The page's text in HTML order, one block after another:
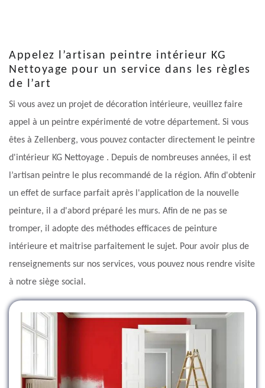
Appelez l’artisan peintre intérieur KG
Nettoyage pour un service dans les règles
de l’art
Si vous avez un projet de décoration intérieure, veuillez faire
appel à un peintre expérimenté de votre département. Si vous
êtes à Zellenberg, vous pouvez contacter directement le peintre
d'intérieur KG Nettoyage . Depuis de nombreuses années, il est
l’artisan peintre le plus recommandé de la région. Afin d'obtenir
un effet de surface parfait après l'application de la nouvelle
peinture, il a d'abord préparé les murs. Afin de ne pas se
tromper, il adopte des méthodes efficaces de peinture
intérieure et maitrise parfaitement le sujet. Pour avoir plus de
renseignements sur nos services, vous pouvez nous rendre visite
à notre siège social.